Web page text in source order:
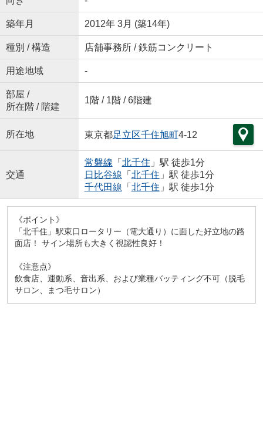
築年月 2012年 3月 (築14年)
種別 / 構造 店舗事務所 / 鉄筋コンクリート
用途地域 -
部屋 /
所在階 / 階建
1階 / 1階 / 6階建
所在地 東京都足立区千住旭町4-12
交通
常磐線 「 北千住 」駅 徒歩1分
日比谷線 「 北千住 」駅 徒歩1分
千代田線 「 北千住 」駅 徒歩1分
《ポイント》
「北千住」駅東口ロータリー（電大通り）に面した好立地の路
面店！ サイン場所も大きく視認性良好！
《注意点》
飲食店、運動系、音出系、および業種バッティング不可（脱毛
サロン、まつ毛サロン）